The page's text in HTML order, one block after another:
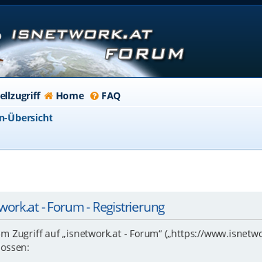
Home FAQ
Übersicht
- Forum - Registrierung
Zugriff auf „isnetwork.at - Forum“ („https://